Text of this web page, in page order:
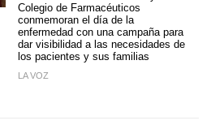
Colegio de Farmacéuticos
conmemoran el día de la
enfermedad con una campaña para
dar visibilidad a las necesidades de
los pacientes y sus familias
LA VOZ